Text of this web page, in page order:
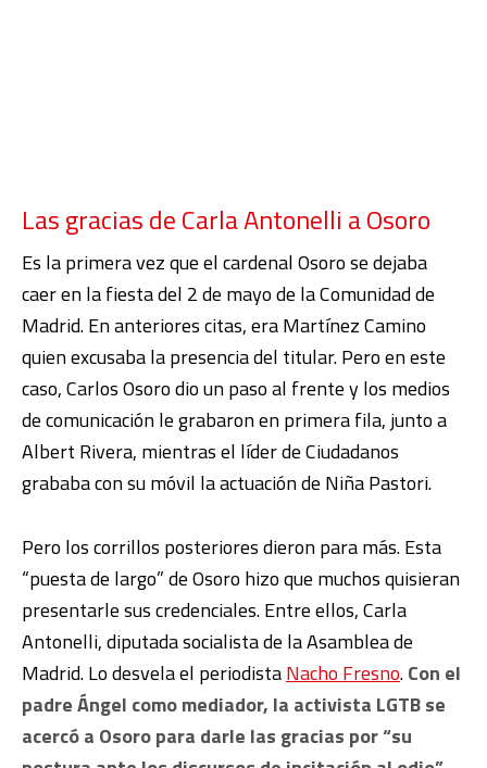
Las gracias de Carla Antonelli a Osoro
Es la primera vez que el cardenal Osoro se dejaba
caer en la fiesta del 2 de mayo de la Comunidad de
Madrid. En anteriores citas, era Martínez Camino
quien excusaba la presencia del titular. Pero en este
caso, Carlos Osoro dio un paso al frente y los medios
de comunicación le grabaron en primera fila, junto a
Albert Rivera, mientras el líder de Ciudadanos
grababa con su móvil la actuación de Niña Pastori.
Pero los corrillos posteriores dieron para más. Esta
“puesta de largo” de Osoro hizo que muchos quisieran
presentarle sus credenciales. Entre ellos, Carla
Antonelli, diputada socialista de la Asamblea de
Madrid. Lo desvela el periodistaNacho Fresno.Con el
padre Ángel como mediador, la activista LGTB se
acercó a Osoro para darle las gracias por “su